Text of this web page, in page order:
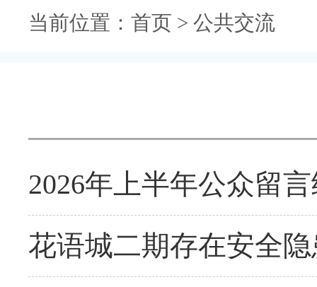
当前位置： 首页 > 公共交流
2026年上半年公众留
花语城二期存在安全